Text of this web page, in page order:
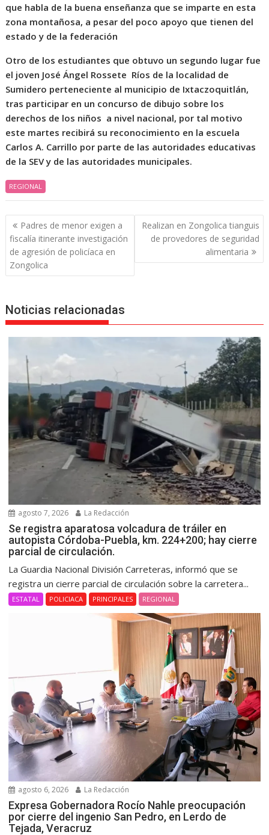
que habla de la buena enseñanza que se imparte en esta
zona montañosa, a pesar del poco apoyo que tienen del
estado y de la federación
Otro de los estudiantes que obtuvo un segundo lugar fue
el joven José Ángel Rossete Ríos de la localidad de
Sumidero perteneciente al municipio de Ixtaczoquitlán,
tras participar en un concurso de dibujo sobre los
derechos de los niños a nivel nacional, por tal motivo
este martes recibirá su reconocimiento en la escuela
Carlos A. Carrillo por parte de las autoridades educativas
de la SEV y de las autoridades municipales.
REGIONAL
Navegación
de
entradas
Padres de menor exigen a
fiscalía itinerante investigación
de agresión de policíaca en
Zongolica
Realizan en Zongolica tianguis
de provedores de seguridad
alimentaria
Noticias relacionadas
agosto 7, 2026 La Redacción
Se registra aparatosa volcadura de tráiler en
autopista Córdoba-Puebla, km. 224+200; hay cierre
parcial de circulación.
La Guardia Nacional División Carreteras, informó que se
registra un cierre parcial de circulación sobre la carretera...
ESTATAL POLICIACA PRINCIPALES REGIONAL
agosto 6, 2026 La Redacción
Expresa Gobernadora Rocío Nahle preocupación
por cierre del ingenio San Pedro, en Lerdo de
Tejada, Veracruz